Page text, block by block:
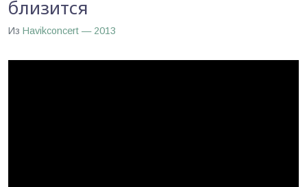
близится
Из Havikconcert — 2013